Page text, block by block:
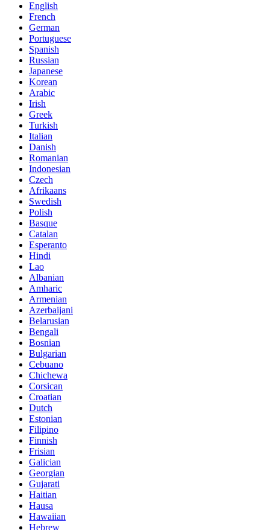
English
French
German
Portuguese
Spanish
Russian
Japanese
Korean
Arabic
Irish
Greek
Turkish
Italian
Danish
Romanian
Indonesian
Czech
Afrikaans
Swedish
Polish
Basque
Catalan
Esperanto
Hindi
Lao
Albanian
Amharic
Armenian
Azerbaijani
Belarusian
Bengali
Bosnian
Bulgarian
Cebuano
Chichewa
Corsican
Croatian
Dutch
Estonian
Filipino
Finnish
Frisian
Galician
Georgian
Gujarati
Haitian
Hausa
Hawaiian
Hebrew